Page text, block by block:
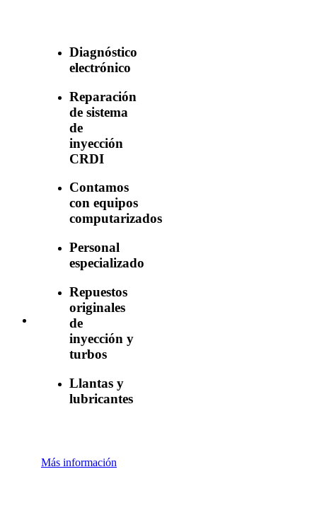
Diagnóstico
electrónico
Reparación
de sistema
de
inyección
CRDI
Contamos
con equipos
computarizados
Personal
especializado
Repuestos
originales
de
inyección y
turbos
Llantas y
lubricantes
Más información